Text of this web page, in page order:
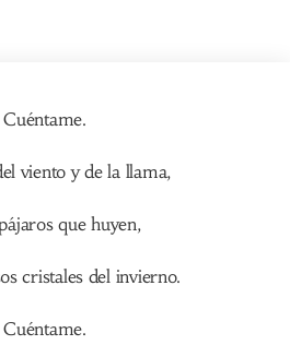
Cuéntame.
viento y de la llama,
que huyen,
cristales del invierno.
Cuéntame.